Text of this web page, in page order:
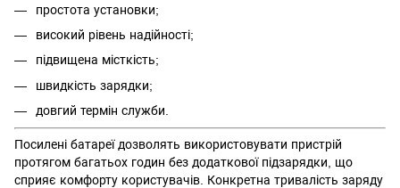
простота установки;
високий рівень надійності;
підвищена місткість;
швидкість зарядки;
довгий термін служби.
Посилені батареї дозволять використовувати пристрій
протягом багатьох годин без додаткової підзарядки, що
сприяє комфорту користувачів. Конкретна тривалість заряду